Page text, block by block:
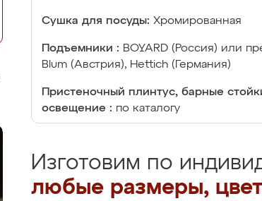
Сушка для посуды: Хромированная
Подъемники : BOYARD (Россия) или
Blum (Австрия), Hettich (Германия)
Пристеночный плинтус, барные
освещение : по каталогу
Изготовим по
любые размеры,